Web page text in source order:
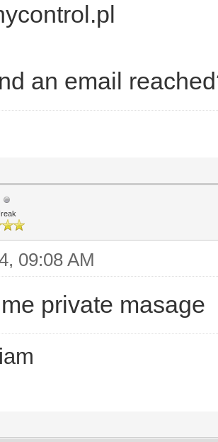
an email
09:08 AM
private masage